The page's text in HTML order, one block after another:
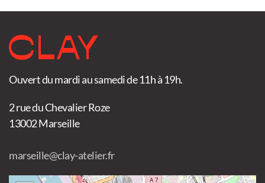
Ouvert du mardi au samedi de 11h à 19h.
2 rue du Chevalier Roze
13002 Marseille
marseille@clay-atelier.fr